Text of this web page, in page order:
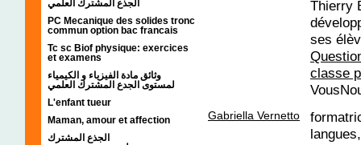
الجذع المشترك العلمي
PC Mecanique des solides tronc
commun option bac francais
Tc sc Biof physique: exercices
et examens
وثائق مادة الفيزياء و الكيمياء
L'enfant tueur
Maman, amour et affection
الجذع المشترك
Thierry
ses
classe
Gabriella Vernetto